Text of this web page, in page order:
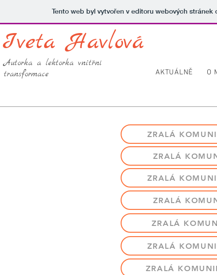
Tento web byl vytvořen v editoru webových stránek
AKTUÁLNĚ O
Iveta Havlová
Autorka a lektorka vnitřní
transformace
ZRALÁ
ZRALÁ
ZRALÁ
ZRALÁ
ZRALÁ
ZRALÁ
ZRALÁ